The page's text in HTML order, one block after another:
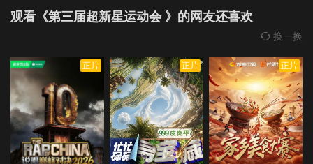
观看《第三届超新星运动会 》的网友还喜欢
换一换
正片 正片 正片